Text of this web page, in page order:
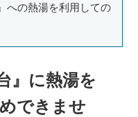
への熱湯を利用しての
』に熱湯を
できませ